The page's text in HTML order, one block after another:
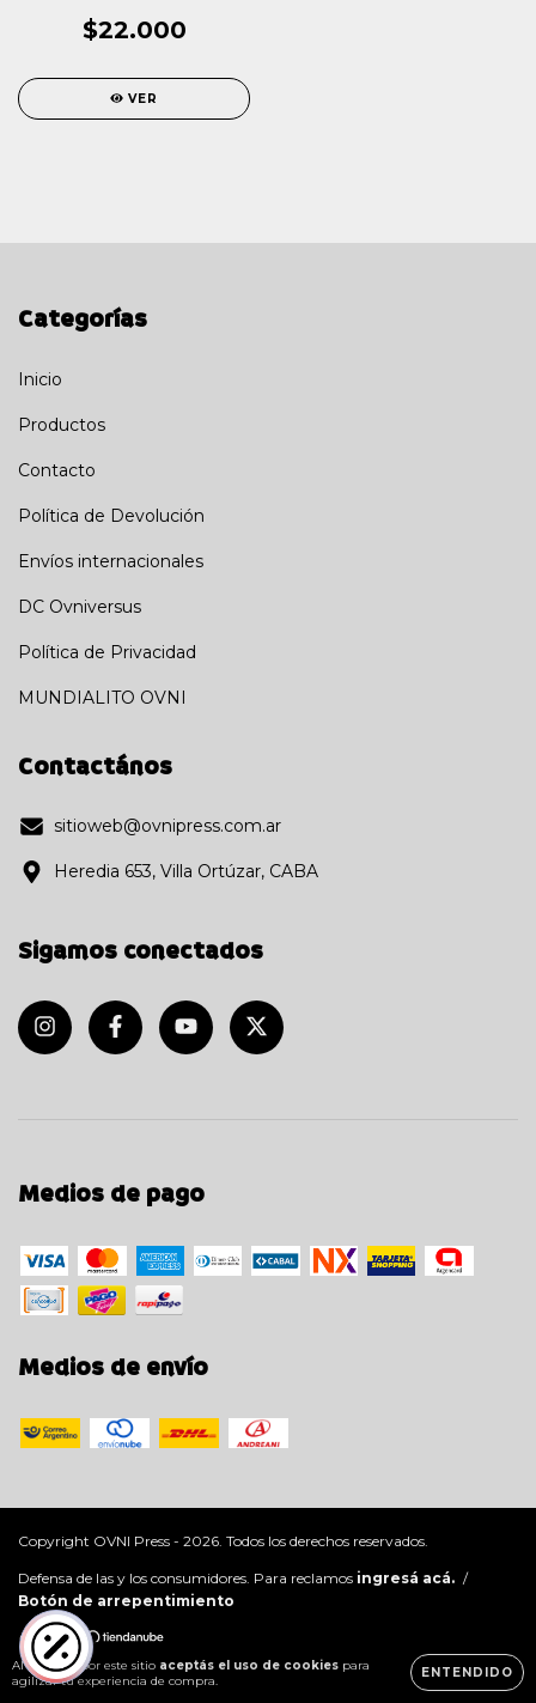
Al navegar por este sitio aceptás el uso de cookies para
agilizar tu experiencia de compra.
ENTENDIDO
$22.000
VER
Categorías
Inicio
Productos
Contacto
Política de Devolución
Envíos internacionales
DC Ovniversus
Política de Privacidad
MUNDIALITO OVNI
Contactános
sitioweb@ovnipress.com.ar
Heredia 653, Villa Ortúzar, CABA
Sigamos conectados
Medios de pago
Medios de envío
Copyright OVNI Press - 2026. Todos los derechos reservados.
Defensa de las y los consumidores. Para reclamos ingresá acá. /
Botón de arrepentimiento